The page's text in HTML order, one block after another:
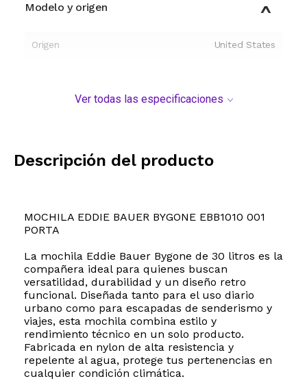
Modelo y origen
Origen United States
Ver todas las especificaciones
Descripción del producto
MOCHILA EDDIE BAUER BYGONE EBB1010 001
PORTA
La mochila Eddie Bauer Bygone de 30 litros es la
compañera ideal para quienes buscan
versatilidad, durabilidad y un diseño retro
funcional. Diseñada tanto para el uso diario
urbano como para escapadas de senderismo y
viajes, esta mochila combina estilo y
rendimiento técnico en un solo producto.
Fabricada en nylon de alta resistencia y
repelente al agua, protege tus pertenencias en
cualquier condición climática.